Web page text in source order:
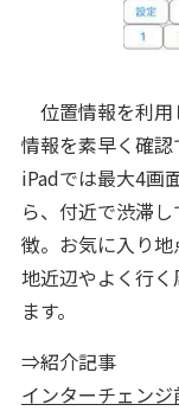
位置情報を利用
情報を素早く確認
iPadでは最大4画
ら、付近で渋滞
徴。お気に入り
地近辺やよく行
ます。
⇒紹介記事
インターチェン